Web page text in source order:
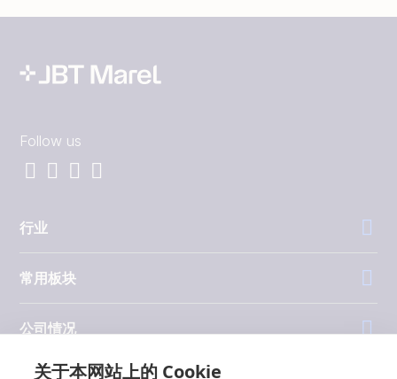
关于本网站上的 Cookie
Follow us
行业
常用板块
公司情况